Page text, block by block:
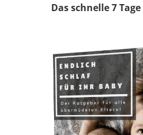
Das schnelle 7